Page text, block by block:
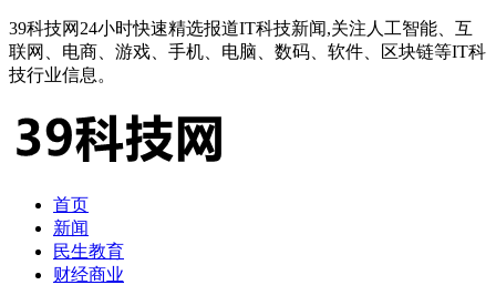
39科技网24小时快速精选报道IT科技新闻,关注人工智能、互
联网、电商、游戏、手机、电脑、数码、软件、区块链等IT科
技行业信息。
首页
新闻
民生教育
财经商业